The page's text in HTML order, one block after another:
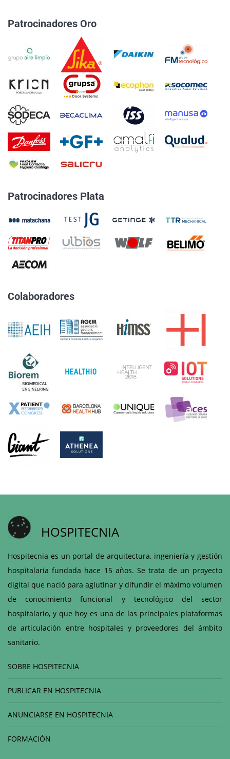
Patrocinadores Oro
Patrocinadores Plata
Colaboradores
HOSPITECNIA
Hospitecnia es un portal de arquitectura, ingeniería y gestión
hospitalaria fundada hace 15 años. Se trata de un proyecto
digital que nació para aglutinar y difundir el máximo volumen
de conocimiento funcional y tecnológico del sector
hospitalario, y que hoy es una de las principales plataformas
de articulación entre hospitales y proveedores del ámbito
sanitario.
SOBRE HOSPITECNIA
PUBLICAR EN HOSPITECNIA
ANUNCIARSE EN HOSPITECNIA
FORMACIÓN